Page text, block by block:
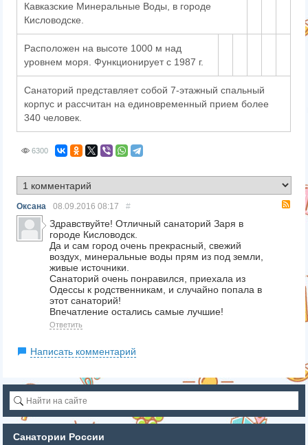
Кавказские Минеральные Воды, в городе
Кисловодске.
Расположен на высоте 1000 м над
уровнем моря. Функционирует с 1987 г.
Санаторий представляет собой 7-этажный спальный
корпус и рассчитан на единовременный прием более
340 человек.
6300
Оксана 08.09.2016 08:17 #
Здравствуйте! Отличный санаторий Заря в
городе Кисловодск.
Да и сам город очень прекрасный, свежий
воздух, минеральные воды прям из под земли,
живые источники.
Санаторий очень понравился, приехала из
Одессы к родственникам, и случайно попала в
этот санаторий!
Впечатление остались самые лучшие!
Ответить
Написать комментарий
Санатории России